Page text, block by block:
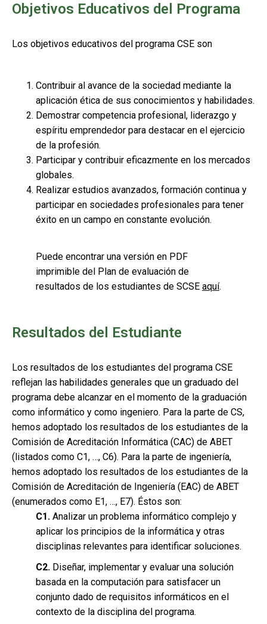
Objetivos Educativos del Programa
Los objetivos educativos del programa CSE son
Contribuir al avance de la sociedad mediante la
aplicación ética de sus conocimientos y habilidades.
Demostrar competencia profesional, liderazgo y
espíritu emprendedor para destacar en el ejercicio
de la profesión.
Participar y contribuir eficazmente en los mercados
globales.
Realizar estudios avanzados, formación continua y
participar en sociedades profesionales para tener
éxito en un campo en constante evolución.
Puede encontrar una versión en PDF
imprimible del Plan de evaluación de
resultados de los estudiantes de SCSE aquí.
Resultados del Estudiante
Los resultados de los estudiantes del programa CSE
reflejan las habilidades generales que un graduado del
programa debe alcanzar en el momento de la graduación
como informático y como ingeniero. Para la parte de CS,
hemos adoptado los resultados de los estudiantes de la
Comisión de Acreditación Informática (CAC) de ABET
(listados como C1, …, C6). Para la parte de ingeniería,
hemos adoptado los resultados de los estudiantes de la
Comisión de Acreditación de Ingeniería (EAC) de ABET
(enumerados como E1, …, E7). Éstos son:
C1. Analizar un problema informático complejo y
aplicar los principios de la informática y otras
disciplinas relevantes para identificar soluciones.
C2. Diseñar, implementar y evaluar una solución
basada en la computación para satisfacer un
conjunto dado de requisitos informáticos en el
contexto de la disciplina del programa.